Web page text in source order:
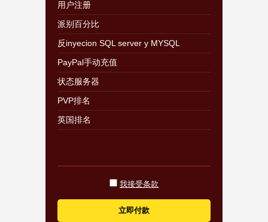
用户注册
派别百分比
反inyecion SQL server y MYSQL
PayPal手动充值
状态服务器
PVP排名
英国排名
我接受条款
立即付款